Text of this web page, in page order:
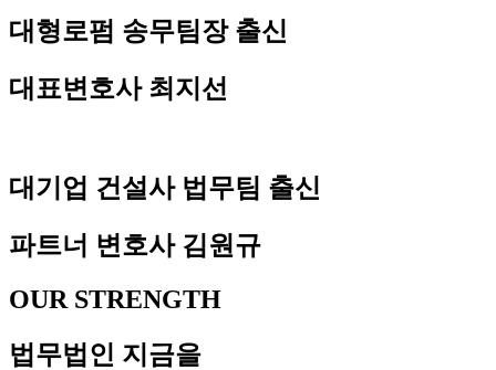
대형로펌 송무팀장 출신
대표변호사 최지선
대기업 건설사 법무팀 출신
파트너 변호사 김원규
OUR STRENGTH
법무법인 지금을